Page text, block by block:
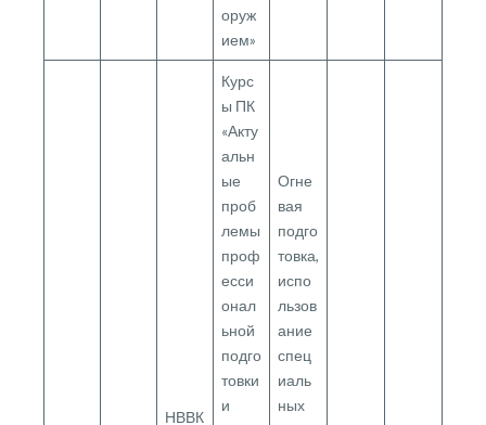
оруж
ием»
НВВК
Курс
ы ПК
«Акту
альн
ые
проб
лемы
проф
есси
онал
ьной
подго
товки
и
Огне
вая
подго
товка,
испо
льзов
ание
спец
иаль
ных